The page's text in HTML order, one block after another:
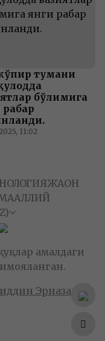
тумани
бўлимига
11:02
ЖАҲОН
амалдаги
Эрназаров